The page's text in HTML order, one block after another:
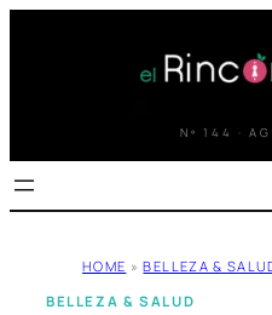
Nº 144 ·
HOME » BELLEZA &
BELLEZA & SALUD